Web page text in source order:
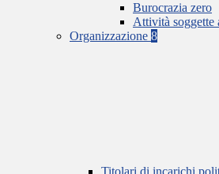
Burocrazia zero
Attività soggette
Organizzazione 8